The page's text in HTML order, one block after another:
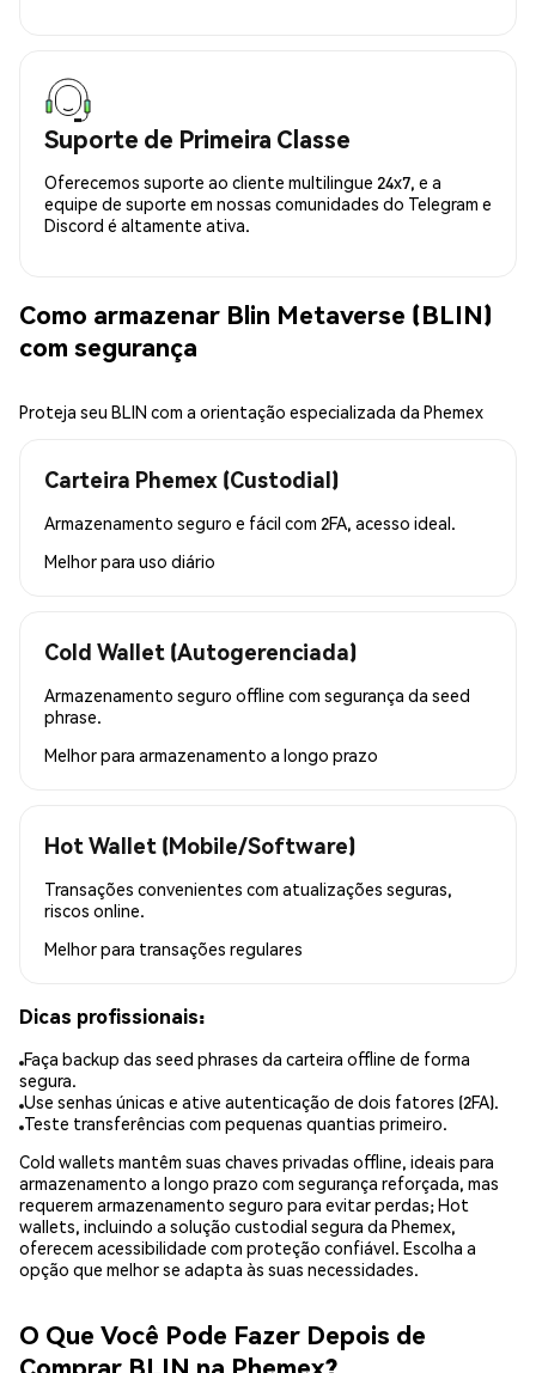
Suporte de Primeira Classe
Oferecemos suporte ao cliente multilingue 24x7, e a
equipe de suporte em nossas comunidades do Telegram e
Discord é altamente ativa.
Como armazenar Blin Metaverse (BLIN)
com segurança
Proteja seu BLIN com a orientação especializada da Phemex
Carteira Phemex (Custodial)
Armazenamento seguro e fácil com 2FA, acesso ideal.
Melhor para uso diário
Cold Wallet (Autogerenciada)
Armazenamento seguro offline com segurança da seed
phrase.
Melhor para armazenamento a longo prazo
Hot Wallet (Mobile/Software)
Transações convenientes com atualizações seguras,
riscos online.
Melhor para transações regulares
Dicas profissionais:
Faça backup das seed phrases da carteira offline de forma
segura.
Use senhas únicas e ative autenticação de dois fatores (2FA).
Teste transferências com pequenas quantias primeiro.
Cold wallets mantêm suas chaves privadas offline, ideais para
armazenamento a longo prazo com segurança reforçada, mas
requerem armazenamento seguro para evitar perdas; Hot
wallets, incluindo a solução custodial segura da Phemex,
oferecem acessibilidade com proteção confiável. Escolha a
opção que melhor se adapta às suas necessidades.
O Que Você Pode Fazer Depois de
Comprar BLIN na Phemex?